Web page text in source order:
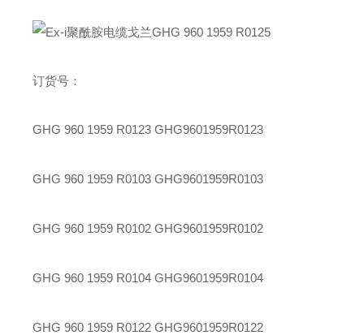
订货号：
GHG 960 1959 R0123 GHG9601959R0123
GHG 960 1959 R0103 GHG9601959R0103
GHG 960 1959 R0102 GHG9601959R0102
GHG 960 1959 R0104 GHG9601959R0104
GHG 960 1959 R0122 GHG9601959R0122